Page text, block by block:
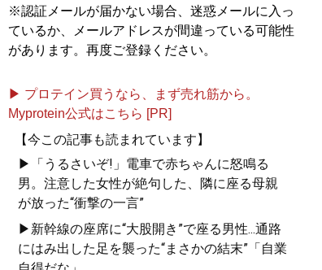
※認証メールが届かない場合、迷惑メールに入っ
ているか、メールアドレスが間違っている可能性
があります。再度ご登録ください。
▶ プロテイン買うなら、まず売れ筋から。
Myprotein公式はこちら [PR]
【今この記事も読まれています】
▶「うるさいぞ!」電車で赤ちゃんに怒鳴る
男。注意した女性が絶句した、隣に座る母親
が放った“衝撃の一言”
▶新幹線の座席に“大股開き”で座る男性...通路
にはみ出した足を襲った“まさかの結末”「自業